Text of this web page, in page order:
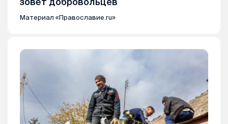
Материал «Православие.ru»